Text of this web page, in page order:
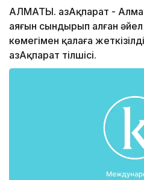
АЛМАТЫ. ҚазАқпарат -
аяғын сындырып алған
көмегімен қалаға
ҚазАқпарат тілшісі.